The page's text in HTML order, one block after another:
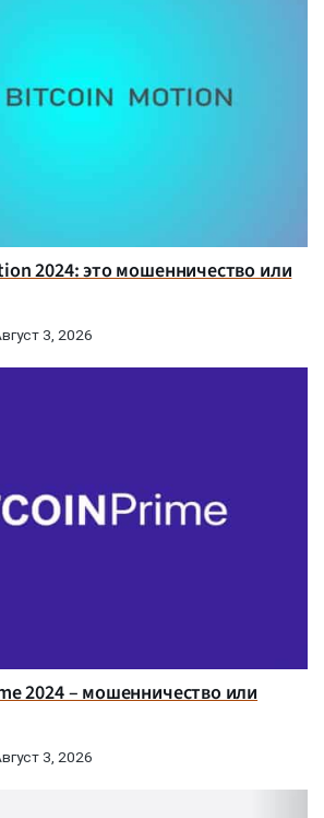
2024: это мошенничество или
3, 2026
2024 – мошенничество или
3, 2026